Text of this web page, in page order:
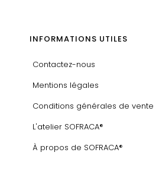
INFORMATIONS UTILES
Contactez-nous
Mentions légales
Conditions générales de vente
L'atelier SOFRACA®
À propos de SOFRACA®